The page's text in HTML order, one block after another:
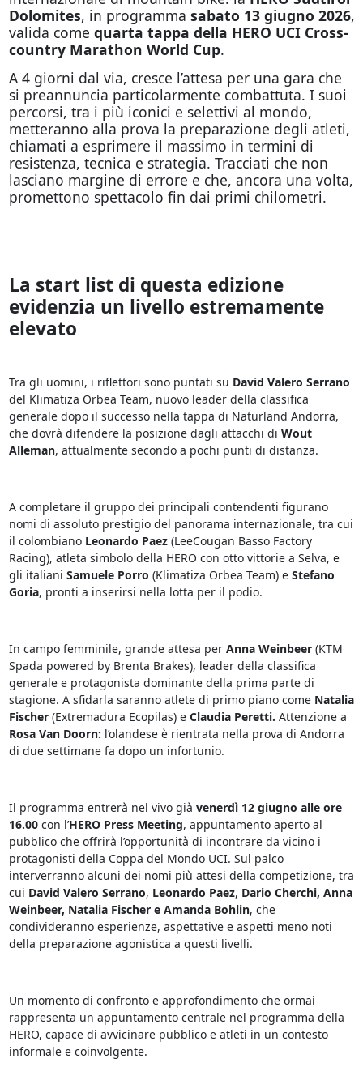
Dolomites, in programma sabato 13 giugno 2026,
valida come quarta tappa della HERO UCI Cross-
country Marathon World Cup.
A 4 giorni dal via, cresce l’attesa per una gara che
si preannuncia particolarmente combattuta. I suoi
percorsi, tra i più iconici e selettivi al mondo,
metteranno alla prova la preparazione degli atleti,
chiamati a esprimere il massimo in termini di
resistenza, tecnica e strategia. Tracciati che non
lasciano margine di errore e che, ancora una volta,
promettono spettacolo fin dai primi chilometri.
La start list di questa edizione
evidenzia un livello estremamente
elevato
Tra gli uomini, i riflettori sono puntati su David Valero Serrano
del Klimatiza Orbea Team, nuovo leader della classifica
generale dopo il successo nella tappa di Naturland Andorra,
che dovrà difendere la posizione dagli attacchi di Wout
Alleman, attualmente secondo a pochi punti di distanza.
A completare il gruppo dei principali contendenti figurano
nomi di assoluto prestigio del panorama internazionale, tra cui
il colombiano Leonardo Paez (LeeCougan Basso Factory
Racing), atleta simbolo della HERO con otto vittorie a Selva, e
gli italiani Samuele Porro (Klimatiza Orbea Team) e Stefano
Goria, pronti a inserirsi nella lotta per il podio.
In campo femminile, grande attesa per Anna Weinbeer (KTM
Spada powered by Brenta Brakes), leader della classifica
generale e protagonista dominante della prima parte di
stagione. A sfidarla saranno atlete di primo piano come Natalia
Fischer(Extremadura Ecopilas) e Claudia Peretti. Attenzione a
Rosa Van Doorn: l’olandese è rientrata nella prova di Andorra
di due settimane fa dopo un infortunio.
Il programma entrerà nel vivo già venerdì 12 giugno alle ore
16.00con l’HERO Press Meeting, appuntamento aperto al
pubblico che offrirà l’opportunità di incontrare da vicino i
protagonisti della Coppa del Mondo UCI. Sul palco
interverranno alcuni dei nomi più attesi della competizione, tra
cui David Valero Serrano, Leonardo Paez, Dario Cherchi, Anna
Weinbeer, Natalia Fischer e Amanda Bohlin, che
condivideranno esperienze, aspettative e aspetti meno noti
della preparazione agonistica a questi livelli.
Un momento di confronto e approfondimento che ormai
rappresenta un appuntamento centrale nel programma della
HERO, capace di avvicinare pubblico e atleti in un contesto
informale e coinvolgente.